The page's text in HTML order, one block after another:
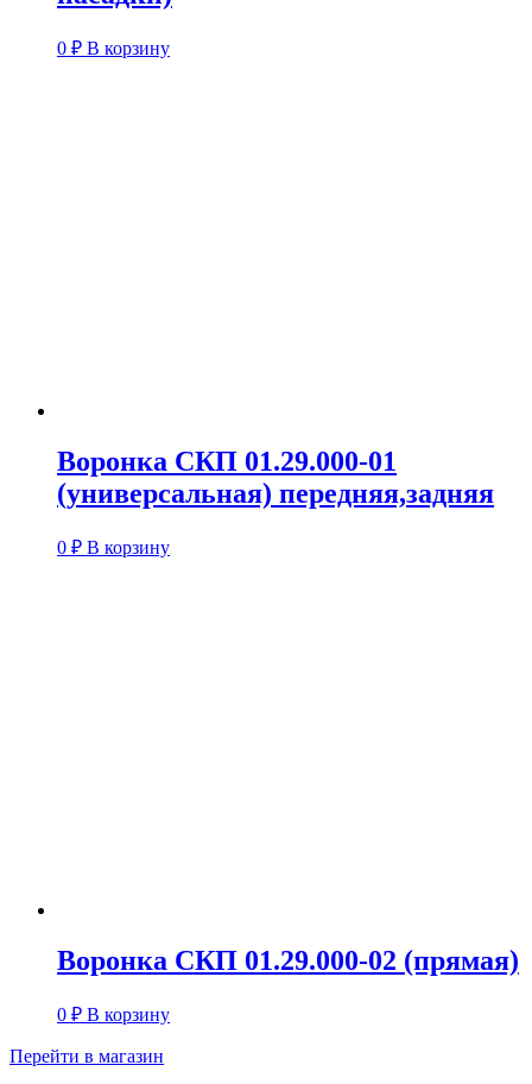
0 ₽ В корзину
Воронка СКП 01.29.000-01
(универсальная) передняя,задняя
0 ₽ В корзину
Воронка СКП 01.29.000-02 (прямая)
0 ₽ В корзину
Перейти в магазин